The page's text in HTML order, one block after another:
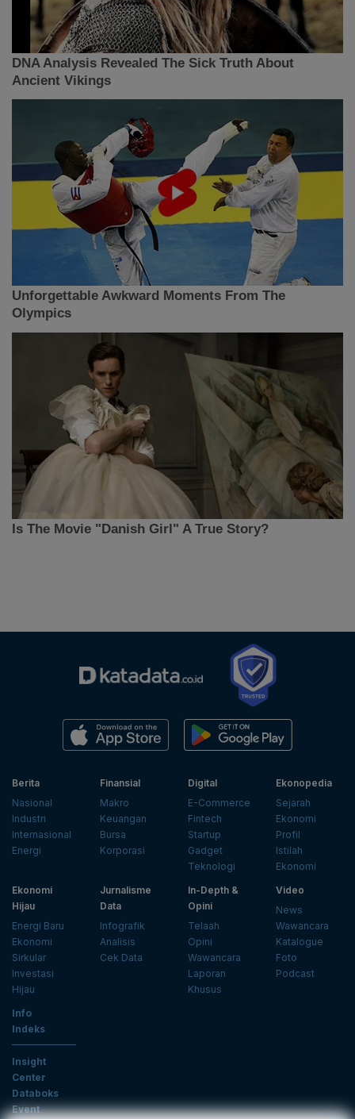
Berita
Nasional
Industri
Internasional
Energi
Finansial
Makro
Keuangan
Bursa
Korporasi
Digital
E-Commerce
Fintech
Startup
Gadget
Teknologi
Ekonopedia
Sejarah
Ekonomi
Profil
Istilah
Ekonomi
Ekonomi
Hijau
Energi Baru
Ekonomi
Sirkular
Investasi
Hijau
Jurnalisme
Data
Infografik
Analisis
Cek Data
In-Depth &
Opini
Telaah
Opini
Wawancara
Laporan
Khusus
Video
News
Wawancara
Katalogue
Foto
Podcast
Info
Indeks
Insight
Center
Databoks
Event